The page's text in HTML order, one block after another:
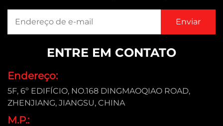
ENTRE EM CONTATO
Endereço:
5F, 6º EDIFÍCIO, NO.168 DINGMAOQIAO ROAD,
ZHENJIANG, JIANGSU, CHINA
M.P.: